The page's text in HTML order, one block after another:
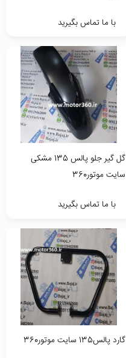
با ما تماس بگیرید
گل گیر جلو پالس 135 مشکی
سایت موتور360
با ما تماس بگیرید
گارد پالس135 سایت موتور360